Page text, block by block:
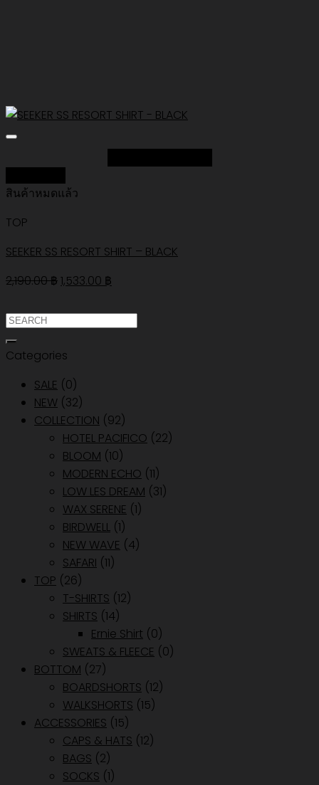
สินค้าหมดแล้ว
TOP
SEEKER SS RESORT SHIRT – BLACK
2,190.00฿Original
was:
2,190.00 ฿.
1,533.00 ฿
is:
1,533.00 ฿.
ค้นหา:
Categories
SALE (0)
NEW (32)
COLLECTION (92)
HOTEL PACIFICO (22)
BLOOM (10)
MODERN ECHO (11)
LOW LES DREAM (31)
WAX SERENE (1)
BIRDWELL (1)
NEW WAVE (4)
SAFARI (11)
TOP (26)
T-SHIRTS (12)
SHIRTS (14)
Ernie Shirt (0)
SWEATS & FLEECE (0)
BOTTOM (27)
BOARDSHORTS (12)
WALKSHORTS (15)
ACCESSORIES (15)
CAPS & HATS (12)
BAGS (2)
SOCKS (1)